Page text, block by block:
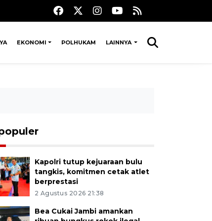
EKONOMI POLHUKAM LAINNYA
Kapolri tutup kejuaraan bulu
tangkis, komitmen cetak atlet
berprestasi
2 Agustus 2026 21:38
Bea Cukai Jambi amankan